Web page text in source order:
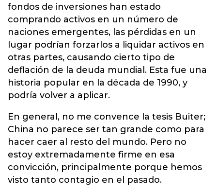
fondos de inversiones han estado
comprando activos en un número de
naciones emergentes, las pérdidas en un
lugar podrían forzarlos a liquidar activos en
otras partes, causando cierto tipo de
deflación de la deuda mundial. Esta fue una
historia popular en la década de 1990, y
podría volver a aplicar.
En general, no me convence la tesis Buiter;
China no parece ser tan grande como para
hacer caer al resto del mundo. Pero no
estoy extremadamente firme en esa
convicción, principalmente porque hemos
visto tanto contagio en el pasado.